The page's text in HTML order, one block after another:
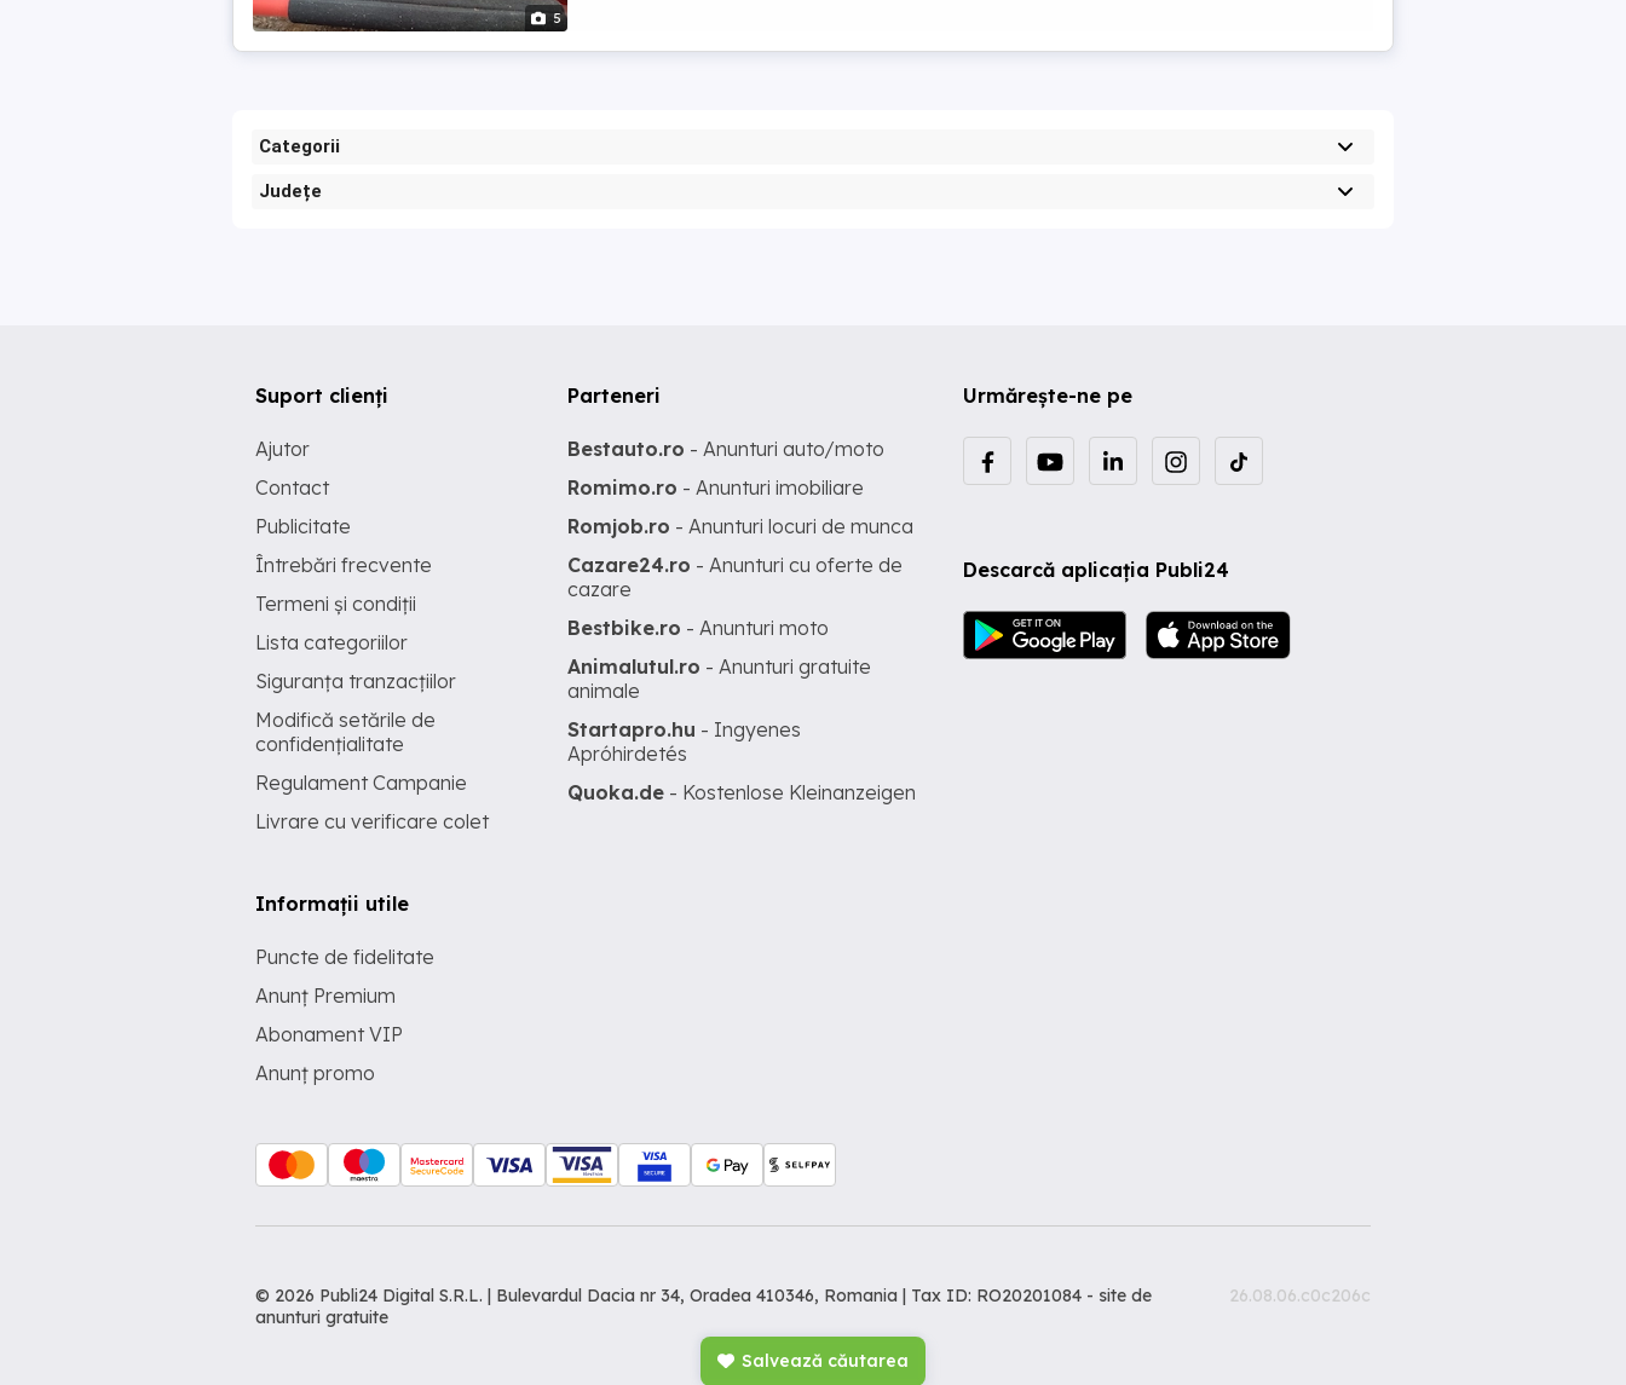
5
Categorii
Județe
Salvează căutarea
Urmărește-ne pe
Descarcă aplicația Publi24
Suport clienți
Ajutor
Contact
Publicitate
Întrebări frecvente
Termeni și condiții
Lista categoriilor
Siguranța tranzacțiilor
Modifică setările de
confidențialitate
Regulament Campanie
Livrare cu verificare colet
Informații utile
Puncte de fidelitate
Anunț Premium
Abonament VIP
Anunț promo
Parteneri
Bestauto.ro - Anunturi auto/moto
Romimo.ro - Anunturi imobiliare
Romjob.ro - Anunturi locuri de munca
Cazare24.ro - Anunturi cu oferte de
cazare
Bestbike.ro - Anunturi moto
Animalutul.ro - Anunturi gratuite
animale
Startapro.hu - Ingyenes
Apróhirdetés
Quoka.de - Kostenlose Kleinanzeigen
© 2026 Publi24 Digital S.R.L. | Bulevardul Dacia nr 34, Oradea 410346, Romania | Tax ID: RO20201084 - site de
anunturi gratuite
26.08.06.c0c206c